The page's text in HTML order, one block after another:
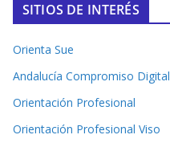
SITIOS DE INTERÉS
Orienta Sue
Andalucía Compromiso Digital
Orientación Profesional
Orientación Profesional Viso